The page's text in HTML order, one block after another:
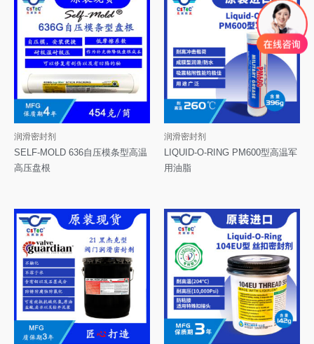
润滑密封剂
SELF-MOLD 636自压模条型高温
高压盘根
润滑密封剂
LIQUID-O-RING PM600型高温军
用油脂